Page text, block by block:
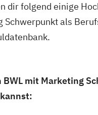
dir folgend einige
Schwerpunkt als
BWL mit Marketing